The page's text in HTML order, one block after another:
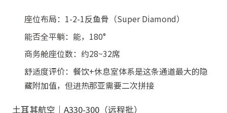
座位布局：1-2-1反鱼骨（Super Diamond）
能否全平躺：能，180°
商务舱座位数：约28~32席
舒适度评价：餐饮+休息室体系是这条通道最大的隐
藏附加值，但进热那亚需要二次拼接
土耳其航空｜A330-300（远程批）